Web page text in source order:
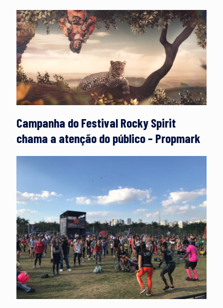
Campanha do Festival Rocky Spirit
chama a atenção do público – Propmark